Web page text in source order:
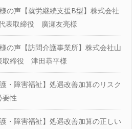
の声【就労継続支援B型】株式会社
表取締役 廣瀬友亮様
の声【訪問介護事業所】株式会社山
締役 津田恭平様
護・障害福祉】処遇改善加算のリスク
要性
護・障害福祉】処遇改善加算の正しい